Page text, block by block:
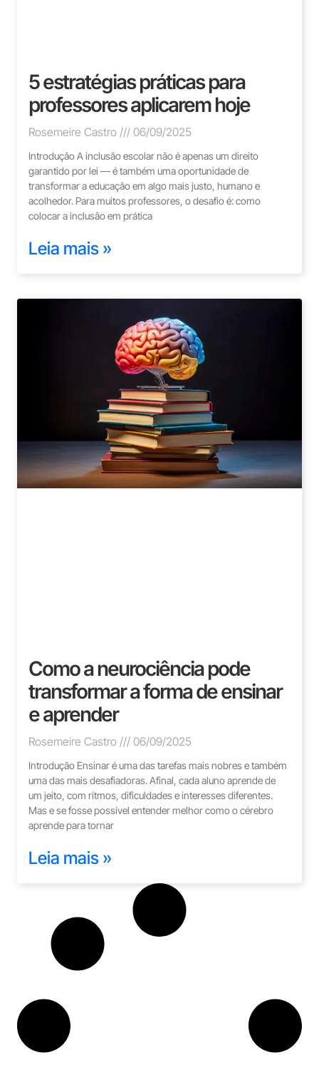
5 estratégias práticas para
professores aplicarem hoje
Rosemeire Castro 06/09/2025
Introdução A inclusão escolar não é apenas um direito
garantido por lei — é também uma oportunidade de
transformar a educação em algo mais justo, humano e
acolhedor. Para muitos professores, o desafio é: como
colocar a inclusão em prática
Leia mais »
Como a neurociência pode
transformar a forma de ensinar
e aprender
Rosemeire Castro 06/09/2025
Introdução Ensinar é uma das tarefas mais nobres e também
uma das mais desafiadoras. Afinal, cada aluno aprende de
um jeito, com ritmos, dificuldades e interesses diferentes.
Mas e se fosse possível entender melhor como o cérebro
aprende para tornar
Leia mais »